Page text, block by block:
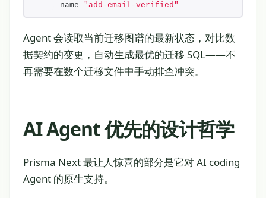
name "add-email-verified"
Agent 会读取当前迁移图谱的最新状态，对比数
据契约的变更，自动生成最优的迁移 SQL——不
再需要在数个迁移文件中手动排查冲突。
AI Agent 优先的设计哲学
Prisma Next 最让人惊喜的部分是它对 AI coding
Agent 的原生支持。